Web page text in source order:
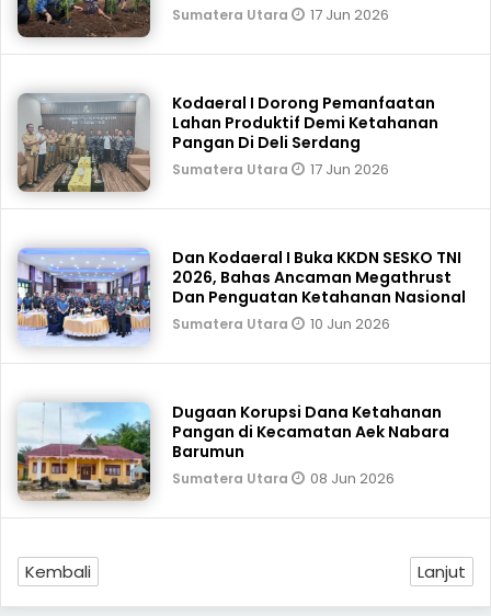
Sumatera Utara 17 Jun 2026
Kodaeral I Dorong Pemanfaatan
Lahan Produktif Demi Ketahanan
Pangan Di Deli Serdang
Sumatera Utara 17 Jun 2026
Dan Kodaeral I Buka KKDN SESKO TNI
2026, Bahas Ancaman Megathrust
Dan Penguatan Ketahanan Nasional
Sumatera Utara 10 Jun 2026
Dugaan Korupsi Dana Ketahanan
Pangan di Kecamatan Aek Nabara
Barumun
Sumatera Utara 08 Jun 2026
Kembali Lanjut